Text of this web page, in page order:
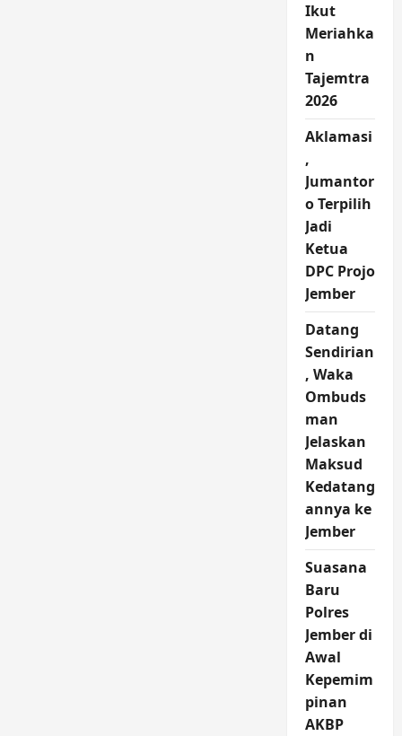
Ikut
Meriahka
n
Tajemtra
2026
Aklamasi
,
Jumantor
o Terpilih
Jadi
Ketua
DPC Projo
Jember
Datang
Sendirian
, Waka
Ombuds
man
Jelaskan
Maksud
Kedatang
annya ke
Jember
Suasana
Baru
Polres
Jember di
Awal
Kepemim
pinan
AKBP